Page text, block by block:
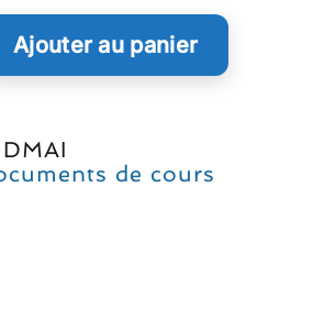
Ajouter au panier
de cours